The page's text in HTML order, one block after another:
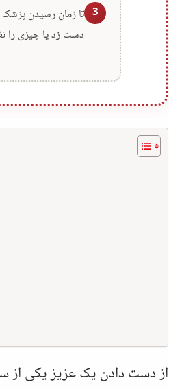
3 تا زمان رسیدن
دست زد یا چیزی را
از دست دادن یک عزیز یکی از